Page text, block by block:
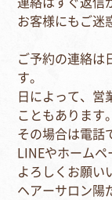
お客様にもご迷
ご予約の連絡は
す。
日によって、営
こともあります。
その場合は電話
LINEやホーム
よろしくお願い
ヘアーサロン陽